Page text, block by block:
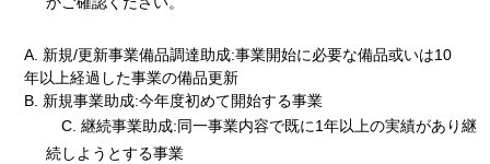
A. 新規/更新事業備品調達助成:事業開始に必要な備品或いは10
年以上経過した事業の備品更新
B. 新規事業助成:今年度初めて開始する事業
C. 継続事業助成:同一事業内容で既に1年以上の実績があり継
続しようとする事業